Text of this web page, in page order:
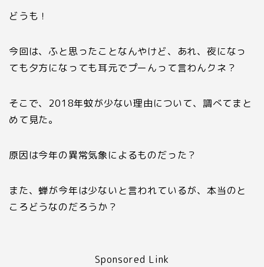
どうも！
今回は、ふと思ったことなんやけど、あれ、夜になっ
ても夕方になっても耳元でプーんって言わんクネ？
そこで、2018年蚊が少ない理由について、調べてまと
めて見た。
原因は今年の異常気象によるものだった？
また、蝉が今年は少ないと言われているが、本当のと
ころどうなのだろうか？
Sponsored Link